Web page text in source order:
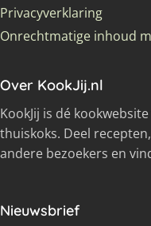
Privacyverklaring
Onrechtmatige inhoud
Over KookJij.nl
KookJij is dé
thuiskoks. Deel
andere bezoekers en
Nieuwsbrief